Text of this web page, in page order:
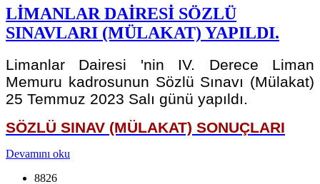
LİMANLAR DAİRESİ SÖZLÜ
SINAVLARI (MÜLAKAT) YAPILDI.
Limanlar Dairesi 'nin IV. Derece Liman
Memuru kadrosunun Sözlü Sınavı (Mülakat)
25 Temmuz 2023 Salı günü yapıldı.
SÖZLÜ SINAV (MÜLAKAT) SONUÇLARI
Devamını oku
8826